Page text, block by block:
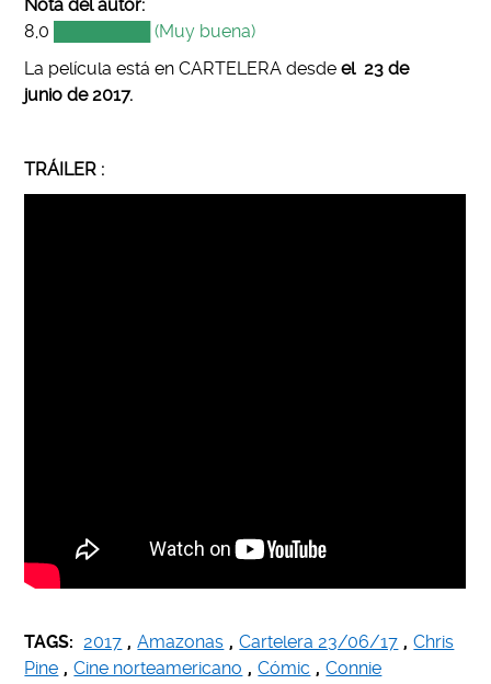
Nota del autor:
8,0 ████████ (Muy buena)
La película está en CARTELERA desde el 23 de
juniode 2017.
TRÁILER :
TAGS: 2017 , Amazonas , Cartelera 23/06/17 , Chris
Pine , Cine norteamericano , Cómic , Connie